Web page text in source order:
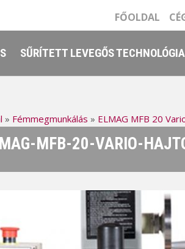
FŐOLDAL
SŰRÍTETT LEVEGŐS TECHNOLÓGIA
» Fémmegmunkálás » ELMAG MFB 20
MFB-20-VARIO-